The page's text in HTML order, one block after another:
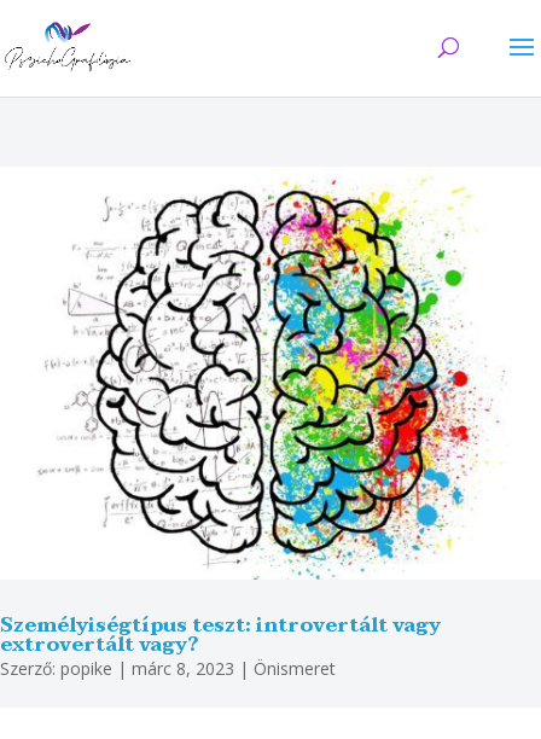
Személyiségtípus teszt: introvertált vagy
extrovertált vagy?
Szerző: popike | márc 8, 2023 | Önismeret